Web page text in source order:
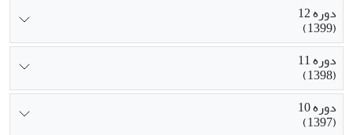
دوره 12
(1399)
دوره 11
(1398)
دوره 10
(1397)